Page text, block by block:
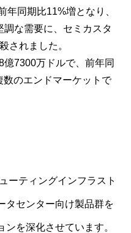
年同期比11%増となり、
な需要に、セミカスタ
されました。
億7300万ドルで、前年同
のエンドマーケットで
ーティングインフラスト
タセンター向け製品群を
を深化させています。